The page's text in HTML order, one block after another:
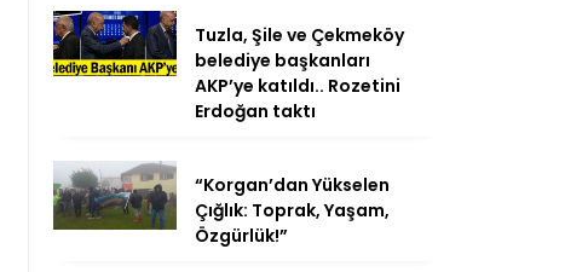
Tuzla, Şile ve Çekmeköy
belediye başkanları
AKP’ye katıldı.. Rozetini
Erdoğan taktı
“Korgan’dan Yükselen
Çığlık: Toprak, Yaşam,
Özgürlük!”